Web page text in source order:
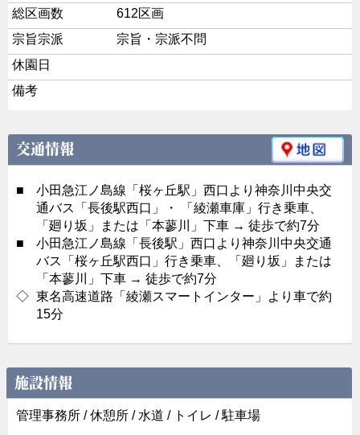
総区画数
612区画
宗旨宗派
宗旨・宗派不問
休園日
備考
交通情報
■
小田急江ノ島線「桜ヶ丘駅」西口より神奈川中央交
通バス「長後駅西口」・ 「綾瀬車庫」行き乗車、
「廻り坂」または「本蓼川」下車 → 徒歩で約7分
■
小田急江ノ島線「長後駅」西口より神奈川中央交通
バス「桜ヶ丘駅西口」行き乗車、「廻り坂」または
「本蓼川」下車 → 徒歩で約7分
◇ 東名高速道路「綾瀬スマートインター」より車で約
15分
施設情報
管理事務所 / 休憩所 / 水道 / トイレ / 駐車場